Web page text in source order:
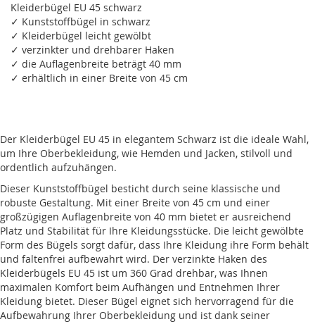
Kleiderbügel EU 45 schwarz
✓ Kunststoffbügel in schwarz
✓ Kleiderbügel leicht gewölbt
✓ verzinkter und drehbarer Haken
✓ die Auflagenbreite beträgt 40 mm
✓ erhältlich in einer Breite von 45 cm
Der Kleiderbügel EU 45 in elegantem Schwarz ist die ideale Wahl,
um Ihre Oberbekleidung, wie Hemden und Jacken, stilvoll und
ordentlich aufzuhängen.
Dieser Kunststoffbügel besticht durch seine klassische und
robuste Gestaltung. Mit einer Breite von 45 cm und einer
großzügigen Auflagenbreite von 40 mm bietet er ausreichend
Platz und Stabilität für Ihre Kleidungsstücke. Die leicht gewölbte
Form des Bügels sorgt dafür, dass Ihre Kleidung ihre Form behält
und faltenfrei aufbewahrt wird. Der verzinkte Haken des
Kleiderbügels EU 45 ist um 360 Grad drehbar, was Ihnen
maximalen Komfort beim Aufhängen und Entnehmen Ihrer
Kleidung bietet. Dieser Bügel eignet sich hervorragend für die
Aufbewahrung Ihrer Oberbekleidung und ist dank seiner